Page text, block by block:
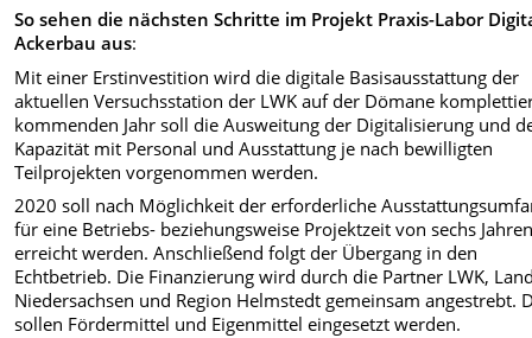
So sehen die nächsten Schritte im Projekt Praxis-Labor
Ackerbau aus:
Mit einer Erstinvestition wird die digitale Basisausstattung der
aktuellen Versuchsstation der LWK auf der Dömane
kommenden Jahr soll die Ausweitung der Digitalisierung und
Kapazität mit Personal und Ausstattung je nach bewilligten
Teilprojekten vorgenommen werden.
2020 soll nach Möglichkeit der erforderliche
für eine Betriebs- beziehungsweise Projektzeit von sechs
erreicht werden. Anschließend folgt der Übergang in den
Echtbetrieb. Die Finanzierung wird durch die Partner LWK,
Niedersachsen und Region Helmstedt gemeinsam angestrebt.
sollen Fördermittel und Eigenmittel eingesetzt werden.